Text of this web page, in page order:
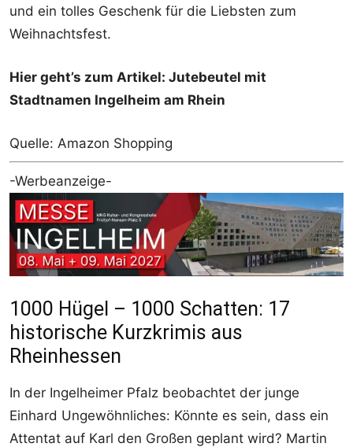
und ein tolles Geschenk für die Liebsten zum
Weihnachtsfest.
Hier geht’s zum Artikel: Jutebeutel mit
Stadtnamen Ingelheim am Rhein
Quelle: Amazon Shopping
-Werbeanzeige-
1000 Hügel – 1000 Schatten: 17
historische Kurzkrimis aus
Rheinhessen
In der Ingelheimer Pfalz beobachtet der junge
Einhard Ungewöhnliches: Könnte es sein, dass ein
Attentat auf Karl den Großen geplant wird? Martin